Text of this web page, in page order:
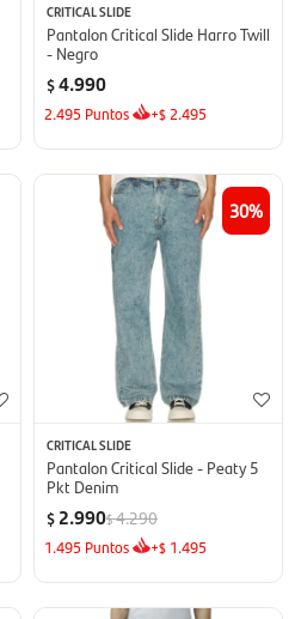
CRITICAL SLIDE
Pantalon Critical Slide Harro Twill
- Negro
$4.990
2.495 Puntos +$ 2.495
30
CRITICAL SLIDE
Pantalon Critical Slide - Peaty 5
Pkt Denim
$ 2.990$4.290
1.495 Puntos +$ 1.495